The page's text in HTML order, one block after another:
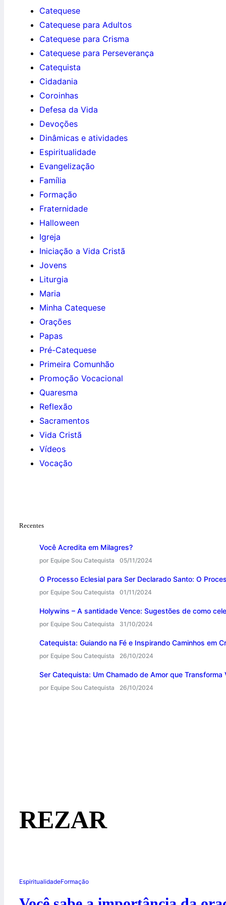
Catequese
Catequese para Adultos
Catequese para Crisma
Catequese para Perseverança
Catequista
Cidadania
Coroinhas
Defesa da Vida
Devoções
Dinâmicas e atividades
Espiritualidade
Evangelização
Família
Formação
Fraternidade
Halloween
Igreja
Iniciação a Vida Cristã
Jovens
Liturgia
Maria
Minha Catequese
Orações
Papas
Pré-Catequese
Primeira Comunhão
Promoção Vocacional
Quaresma
Reflexão
Sacramentos
Vida Cristã
Vídeos
Vocação
Recentes
Você Acredita em Milagres?
por Equipe Sou Catequista 05/11/2024
O Processo Eclesial para Ser Declarado Santo: O
por Equipe Sou Catequista 01/11/2024
Holywins – A santidade Vence: Sugestões de como
por Equipe Sou Catequista 31/10/2024
Catequista: Guiando na Fé e Inspirando Caminhos em
por Equipe Sou Catequista 26/10/2024
Ser Catequista: Um Chamado de Amor que Transforma
por Equipe Sou Catequista 26/10/2024
REZAR
EspiritualidadeFormação